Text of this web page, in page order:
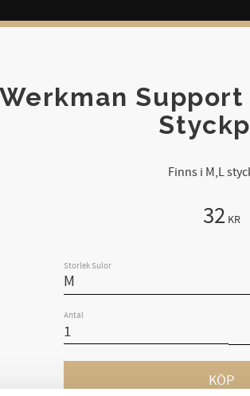
Werkman
Finns i M,L
32 KR
Storlek Sulor
Antal
KÖP